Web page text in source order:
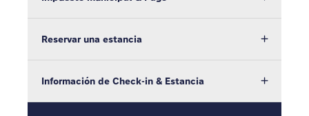
Reservar una estancia
Información de Check-in & Estancia